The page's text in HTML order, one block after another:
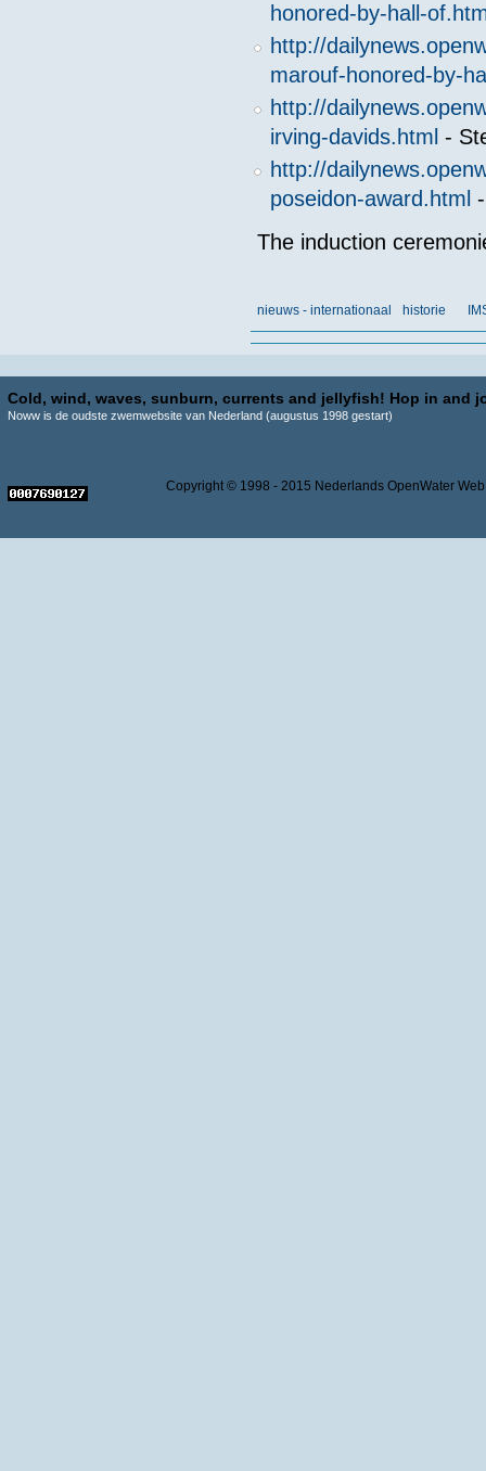
honored-by-hall-
http://
marouf-honored-by-
http://
irving-davids.html -
http://
poseidon-award.html
The induction
nieuws - internationaal historie
Cold, wind, waves, sunburn, currents and jellyfish! Hop in and
Noww is de oudste zwemwebsite van Nederland (augustus 1998 gestart)
Copyright © 1998 - 2015 Nederlands OpenWater